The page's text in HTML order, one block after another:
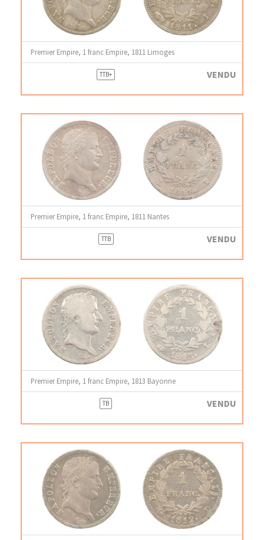
Premier Empire, 1 franc Empire, 1811 Limoges
TTB+ VENDU
Premier Empire, 1 franc Empire, 1811 Nantes
TTB VENDU
Premier Empire, 1 franc Empire, 1813 Bayonne
TB VENDU